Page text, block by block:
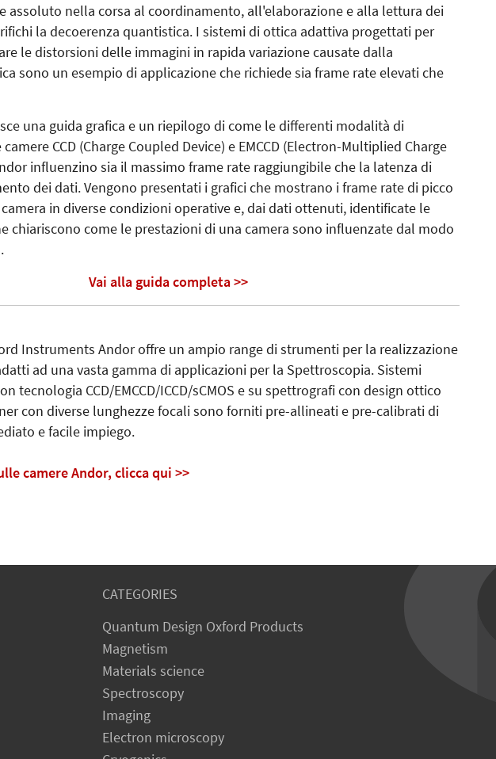
assoluto nella corsa al coordinamento, all'elaborazione e alla lettura dei
la decoerenza quantistica. I sistemi di ottica adattiva progettati per
le distorsioni delle immagini in rapida variazione causate dalla
sono un esempio di applicazione che richiede sia frame rate elevati che
una guida grafica e un riepilogo di come le differenti modalità di
CCD (Charge Coupled Device) e EMCCD (Electron-Multiplied Charge
influenzino sia il massimo frame rate raggiungibile che la latenza di
dei dati. Vengono presentati i grafici che mostrano i frame rate di picco
in diverse condizioni operative e, dai dati ottenuti, identificate le
chiariscono come le prestazioni di una camera sono influenzate dal modo
Vai alla guida completa >>
Instruments Andor offre un ampio range di strumenti per la realizzazione
ad una vasta gamma di applicazioni per la Spettroscopia. Sistemi
tecnologia CCD/EMCCD/ICCD/sCMOS e su spettrografi con design ottico
con diverse lunghezze focali sono forniti pre-allineati e pre-calibrati di
e facile impiego.
camere Andor, clicca qui >>
CATEGORIES
Quantum Design Oxford Products
Magnetism
Materials science
Spectroscopy
Imaging
Electron microscopy